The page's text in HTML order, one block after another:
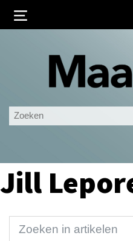
Ingelogd blijven
Jill